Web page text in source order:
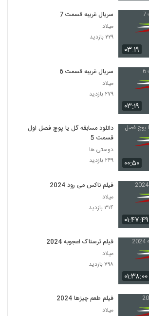
۰۳:۱۹
سریال غریبه قسمت 7
میلاد
۲۲۹ بازدید
۰۳:۱۹
سریال غریبه قسمت 6
میلاد
۲۷۹ بازدید
۰۰:۵۰
دانلود مسابقه گل یا پوچ فصل اول
قسمت 5
دوستی ها
۲۴۹ بازدید
۰۱:۴۷:۴۹
فیلم ناکس می رود 2024
میلاد
۳۱۴ بازدید
۰۱:۳۸:۰۰
فیلم ترسناک اعجوبه 2024
میلاد
۷۹۸ بازدید
فیلم طعم چیزها 2024
میلاد